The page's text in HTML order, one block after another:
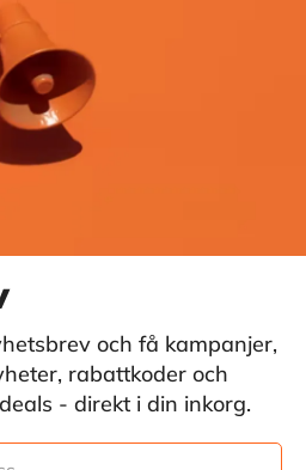
och få kampanjer,
rabattkoder och
- direkt i din inkorg.